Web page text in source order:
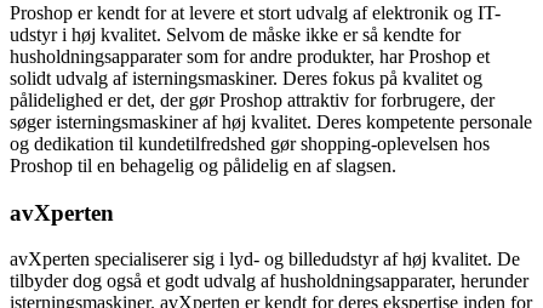
Proshop er kendt for at levere et stort udvalg af elektronik og IT-
udstyr i høj kvalitet. Selvom de måske ikke er så kendte for
husholdningsapparater som for andre produkter, har Proshop et
solidt udvalg af isterningsmaskiner. Deres fokus på kvalitet og
pålidelighed er det, der gør Proshop attraktiv for forbrugere, der
søger isterningsmaskiner af høj kvalitet. Deres kompetente personale
og dedikation til kundetilfredshed gør shopping-oplevelsen hos
Proshop til en behagelig og pålidelig en af slagsen.
avXperten
avXperten specialiserer sig i lyd- og billedudstyr af høj kvalitet. De
tilbyder dog også et godt udvalg af husholdningsapparater, herunder
isterningsmaskiner. avXperten er kendt for deres ekspertise inden for